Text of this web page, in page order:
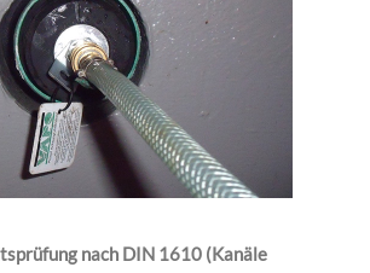
nach DIN 1610 (Kanäle